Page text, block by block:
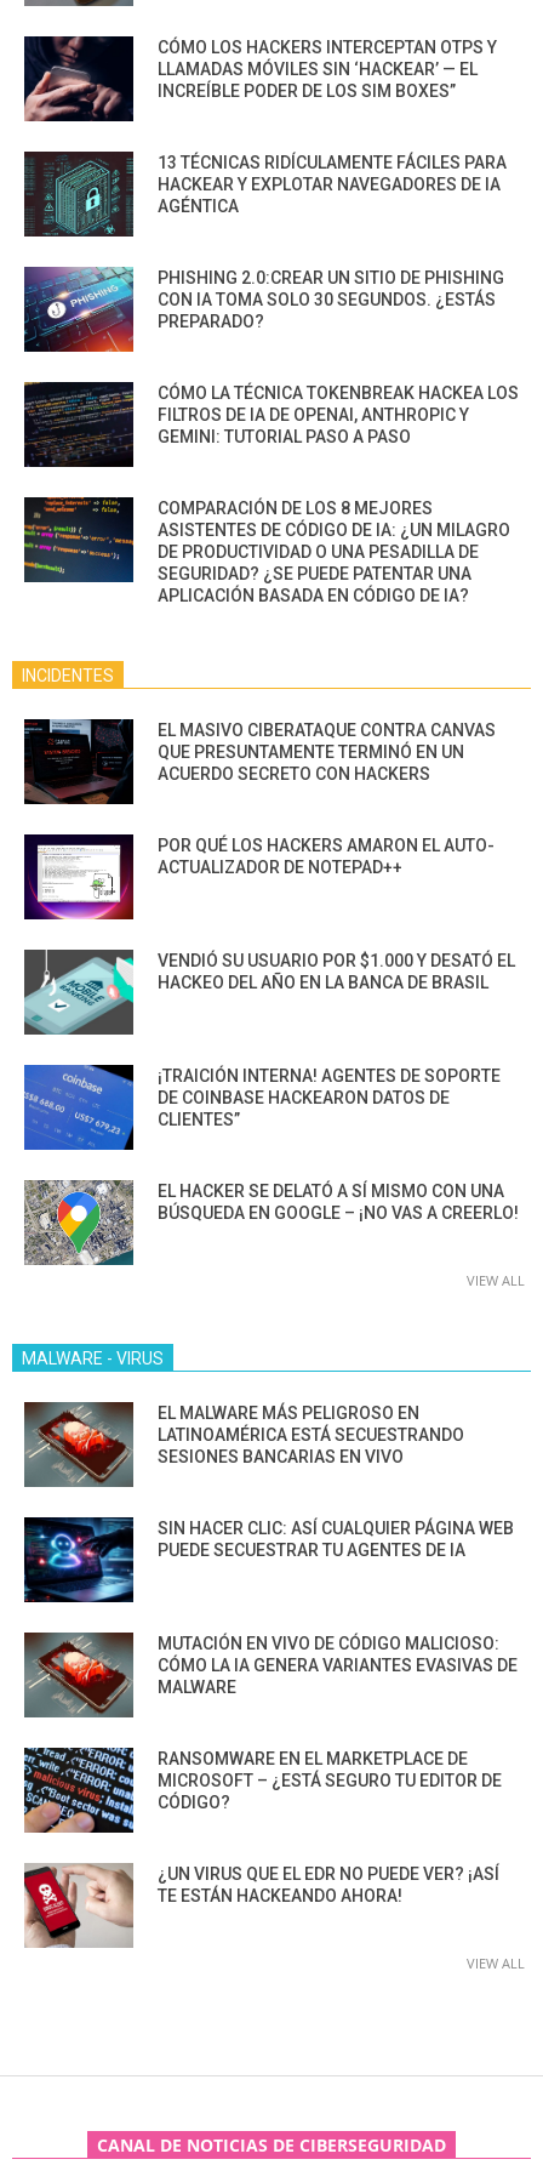
CÓMO LOS HACKERS INTERCEPTAN OTPS Y
LLAMADAS MÓVILES SIN ‘HACKEAR’ — EL
INCREÍBLE PODER DE LOS SIM BOXES”
13 TÉCNICAS RIDÍCULAMENTE FÁCILES PARA
HACKEAR Y EXPLOTAR NAVEGADORES DE IA
AGÉNTICA
PHISHING 2.0:CREAR UN SITIO DE PHISHING
CON IA TOMA SOLO 30 SEGUNDOS. ¿ESTÁS
PREPARADO?
CÓMO LA TÉCNICA TOKENBREAK HACKEA LOS
FILTROS DE IA DE OPENAI, ANTHROPIC Y
GEMINI: TUTORIAL PASO A PASO
COMPARACIÓN DE LOS 8 MEJORES
ASISTENTES DE CÓDIGO DE IA: ¿UN MILAGRO
DE PRODUCTIVIDAD O UNA PESADILLA DE
SEGURIDAD? ¿SE PUEDE PATENTAR UNA
APLICACIÓN BASADA EN CÓDIGO DE IA?
INCIDENTES
EL MASIVO CIBERATAQUE CONTRA CANVAS
QUE PRESUNTAMENTE TERMINÓ EN UN
ACUERDO SECRETO CON HACKERS
POR QUÉ LOS HACKERS AMARON EL AUTO-
ACTUALIZADOR DE NOTEPAD++
VENDIÓ SU USUARIO POR $1.000 Y DESATÓ EL
HACKEO DEL AÑO EN LA BANCA DE BRASIL
¡TRAICIÓN INTERNA! AGENTES DE SOPORTE
DE COINBASE HACKEARON DATOS DE
CLIENTES”
EL HACKER SE DELATÓ A SÍ MISMO CON UNA
BÚSQUEDA EN GOOGLE – ¡NO VAS A CREERLO!
VIEW ALL
MALWARE - VIRUS
EL MALWARE MÁS PELIGROSO EN
LATINOAMÉRICA ESTÁ SECUESTRANDO
SESIONES BANCARIAS EN VIVO
SIN HACER CLIC: ASÍ CUALQUIER PÁGINA WEB
PUEDE SECUESTRAR TU AGENTES DE IA
MUTACIÓN EN VIVO DE CÓDIGO MALICIOSO:
CÓMO LA IA GENERA VARIANTES EVASIVAS DE
MALWARE
RANSOMWARE EN EL MARKETPLACE DE
MICROSOFT – ¿ESTÁ SEGURO TU EDITOR DE
CÓDIGO?
¿UN VIRUS QUE EL EDR NO PUEDE VER? ¡ASÍ
TE ESTÁN HACKEANDO AHORA!
VIEW ALL
CANAL DE NOTICIAS DE CIBERSEGURIDAD